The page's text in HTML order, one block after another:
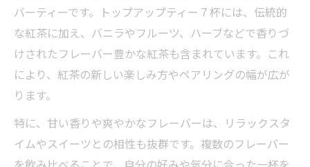
バーティーです。トップアップティー７杯には、伝統的
な紅茶に加え、バニラやフルーツ、ハーブなどで香りづ
けされたフレーバー豊かな紅茶も含まれています。これ
により、紅茶の新しい楽しみ方やペアリングの幅が広が
ります。
特に、甘い香りや爽やかなフレーバーは、リラックスタ
イムやスイーツとの相性も抜群です。複数のフレーバー